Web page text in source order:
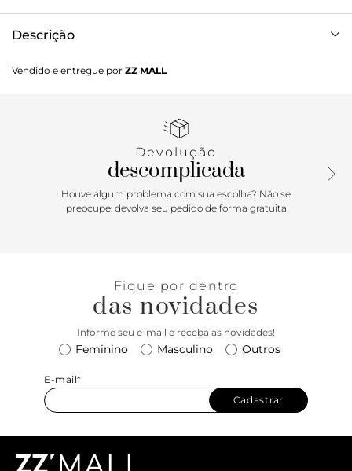
Descrição
verniz cinza se destaca pelo detalhe no peito do pé com
charm exclusivo. O bico levemente quadrado cap toe
Vendido e entregue por ZZ MALL
Devolução
descomplicada
Houve algum problema com sua escolha? Não se
preocupe: devolva seu pedido de forma gratuita
Fique por dentro
das novidades
Informe seu e-mail e receba as novidades!
Feminino Masculino Outros
E-mail*
Cadastrar